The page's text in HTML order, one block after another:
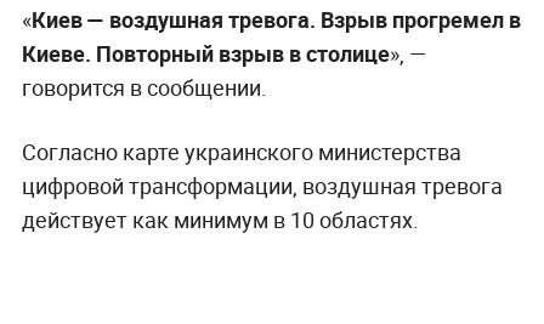
«Киев — воздушная тревога. Взрыв прогремел в
Киеве. Повторный взрыв в столице», —
говорится в сообщении.
Согласно карте украинского министерства
цифровой трансформации, воздушная тревога
действует как минимум в 10 областях.